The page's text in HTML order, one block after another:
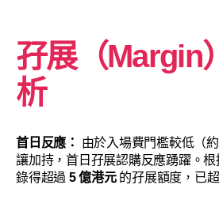
孖展（Margin
析
首日反應：
由於入場費門檻較低（
讓加持，首日孖展認購反應踴躍。
錄得超過 5 億港元的孖展額度，已